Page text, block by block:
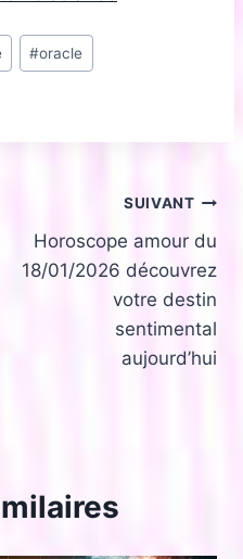
#oracle
SUIVANT
Horoscope amour du
18/01/2026 découvrez
votre destin
sentimental
aujourd’hui